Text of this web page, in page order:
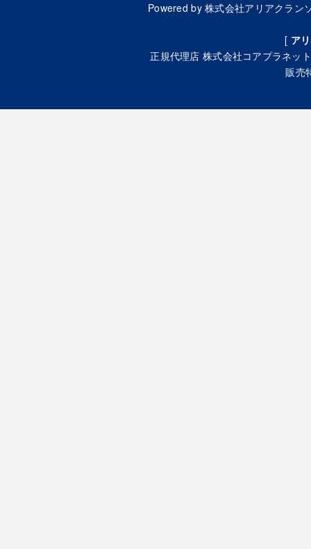
Powered by株式会社アリアクラン
[ ア
正規代理店 株式会社コアプラネッ
販売